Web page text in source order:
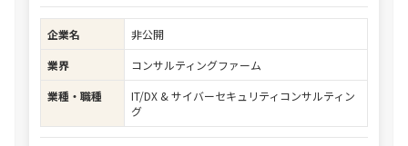
企業名
非公開
業界
コンサルティングファーム
業種・職種
IT/DX & サイバーセキュリティコンサルティン
グ